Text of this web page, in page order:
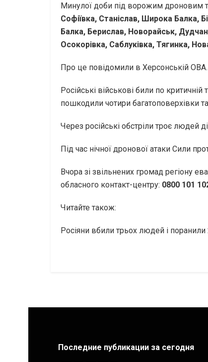
Минулої доби під ворожим дроновим
Софіївка, Станіслав, Широка Балка,
Балка, Берислав, Новорайськ,
Осокорівка, Саблуківка, Тягинка,
Про це повідомили в Херсонській ОВА.
Російські військові били по
пошкодили чотири багатоповерхівки
Через російські обстріли троє людей
Під час нічної дронової атаки Сили
Вчора зі звільнених громад регіону
обласного контакт-центру: 0800 101
Читайте також:
Росіяни вбили трьох людей і
Последние публикации за сегодня